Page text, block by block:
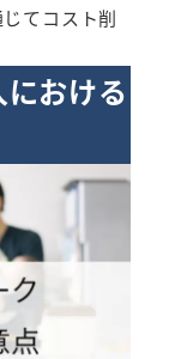
てコスト削
おける